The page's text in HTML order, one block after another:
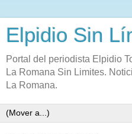
Elpidio Sin
Portal del periodista Elpidio
La Romana Sin Limites.
La Romana.